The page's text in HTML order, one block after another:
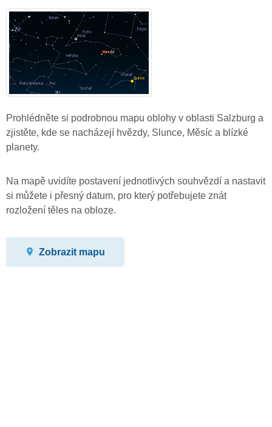
Prohlédněte si podrobnou mapu oblohy v oblasti Salzburg a
zjistěte, kde se nacházejí hvězdy, Slunce, Měsíc a blízké
planety.
Na mapě uvidíte postavení jednotlivých souhvězdí a nastavit
si můžete i přesný datum, pro který potřebujete znát
rozložení těles na obloze.
Zobrazit mapu